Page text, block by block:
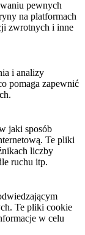
pewnych
na platformach
zwrotnych i inne
i analizy
pomaga zapewnić
jaki sposób
Te pliki
liczby
ruchu itp.
Te pliki cookie
w celu